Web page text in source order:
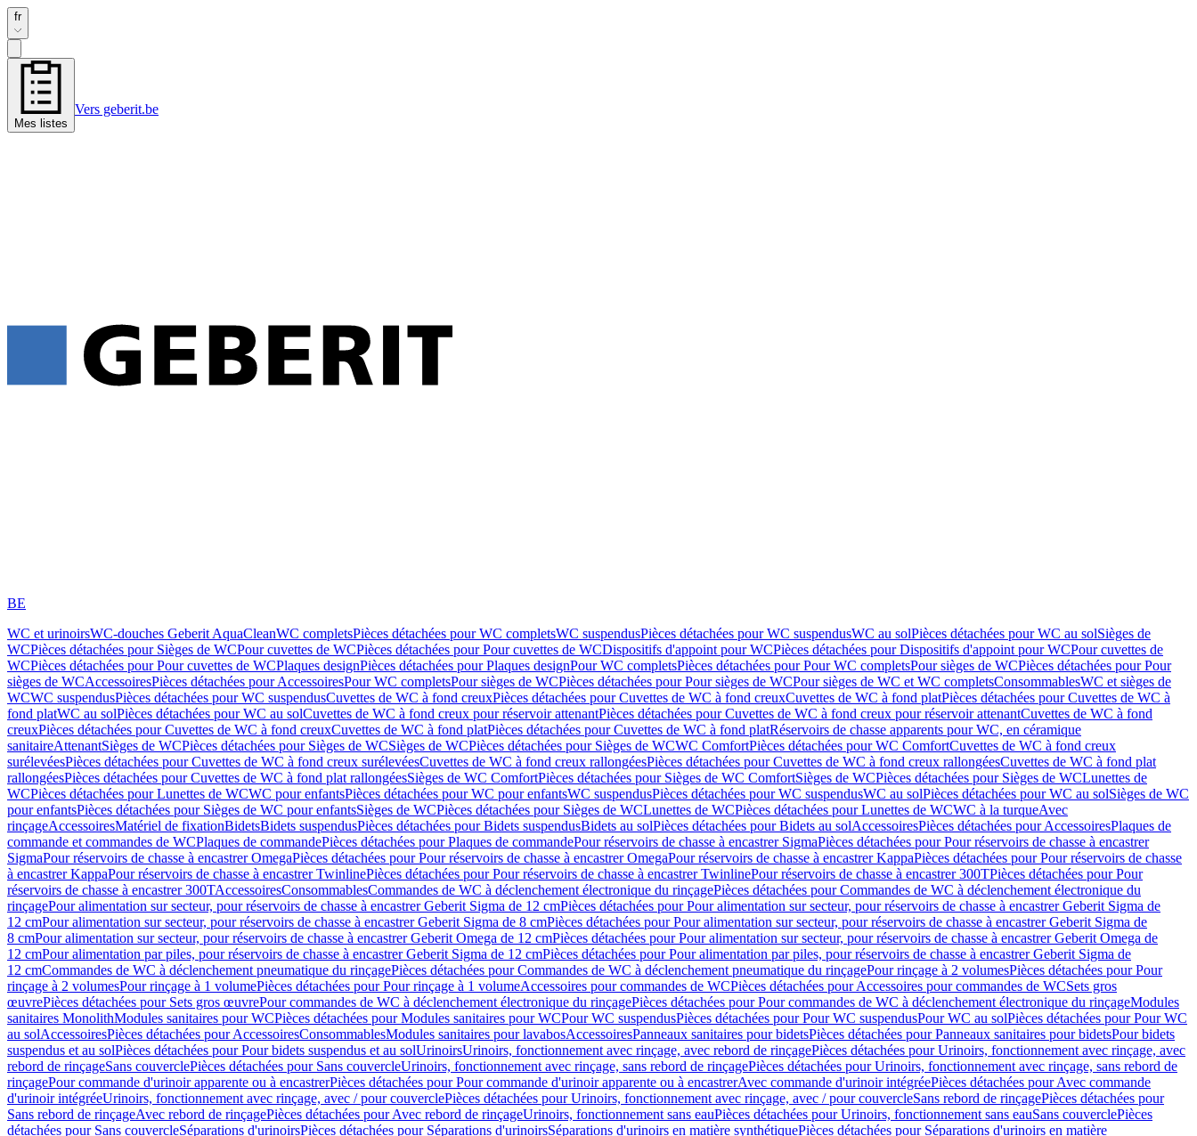
fr
Mes listes
Vers geberit.be
BE
WC et urinoirsWC-douches Geberit AquaCleanWC completsPièces détachées pour WC completsWC suspendusPièces détachées pour WC suspendusWC au solPièces détachées pour WC au solSièges de
WCPièces détachées pour Sièges de WCPour cuvettes de WCPièces détachées pour Pour cuvettes de WCDispositifs d'appoint pour WCPièces détachées pour Dispositifs d'appoint pour WCPour cuvettes de
WCPièces détachées pour Pour cuvettes de WCPlaques designPièces détachées pour Plaques designPour WC completsPièces détachées pour Pour WC completsPour sièges de WCPièces détachées pour Pour
sièges de WCAccessoiresPièces détachées pour AccessoiresPour WC completsPour sièges de WCPièces détachées pour Pour sièges de WCPour sièges de WC et WC completsConsommablesWC et sièges de
WCWC suspendusPièces détachées pour WC suspendusCuvettes de WC à fond creuxPièces détachées pour Cuvettes de WC à fond creuxCuvettes de WC à fond platPièces détachées pour Cuvettes de WC à
fond platWC au solPièces détachées pour WC au solCuvettes de WC à fond creux pour réservoir attenantPièces détachées pour Cuvettes de WC à fond creux pour réservoir attenantCuvettes de WC à fond
creuxPièces détachées pour Cuvettes de WC à fond creuxCuvettes de WC à fond platPièces détachées pour Cuvettes de WC à fond platRéservoirs de chasse apparents pour WC, en céramique
sanitaireAttenantSièges de WCPièces détachées pour Sièges de WCSièges de WCPièces détachées pour Sièges de WCWC ComfortPièces détachées pour WC ComfortCuvettes de WC à fond creux
surélevéesPièces détachées pour Cuvettes de WC à fond creux surélevéesCuvettes de WC à fond creux rallongéesPièces détachées pour Cuvettes de WC à fond creux rallongéesCuvettes de WC à fond plat
rallongéesPièces détachées pour Cuvettes de WC à fond plat rallongéesSièges de WC ComfortPièces détachées pour Sièges de WC ComfortSièges de WCPièces détachées pour Sièges de WCLunettes de
WCPièces détachées pour Lunettes de WCWC pour enfantsPièces détachées pour WC pour enfantsWC suspendusPièces détachées pour WC suspendusWC au solPièces détachées pour WC au solSièges de WC
pour enfantsPièces détachées pour Sièges de WC pour enfantsSièges de WCPièces détachées pour Sièges de WCLunettes de WCPièces détachées pour Lunettes de WCWC à la turqueAvec
rinçageAccessoiresMatériel de fixationBidetsBidets suspendusPièces détachées pour Bidets suspendusBidets au solPièces détachées pour Bidets au solAccessoiresPièces détachées pour AccessoiresPlaques de
commande et commandes de WCPlaques de commandePièces détachées pour Plaques de commandePour réservoirs de chasse à encastrer SigmaPièces détachées pour Pour réservoirs de chasse à encastrer
SigmaPour réservoirs de chasse à encastrer OmegaPièces détachées pour Pour réservoirs de chasse à encastrer OmegaPour réservoirs de chasse à encastrer KappaPièces détachées pour Pour réservoirs de chasse
à encastrer KappaPour réservoirs de chasse à encastrer TwinlinePièces détachées pour Pour réservoirs de chasse à encastrer TwinlinePour réservoirs de chasse à encastrer 300TPièces détachées pour Pour
réservoirs de chasse à encastrer 300TAccessoiresConsommablesCommandes de WC à déclenchement électronique du rinçagePièces détachées pour Commandes de WC à déclenchement électronique du
rinçagePour alimentation sur secteur, pour réservoirs de chasse à encastrer Geberit Sigma de 12 cmPièces détachées pour Pour alimentation sur secteur, pour réservoirs de chasse à encastrer Geberit Sigma de
12 cmPour alimentation sur secteur, pour réservoirs de chasse à encastrer Geberit Sigma de 8 cmPièces détachées pour Pour alimentation sur secteur, pour réservoirs de chasse à encastrer Geberit Sigma de
8 cmPour alimentation sur secteur, pour réservoirs de chasse à encastrer Geberit Omega de 12 cmPièces détachées pour Pour alimentation sur secteur, pour réservoirs de chasse à encastrer Geberit Omega de
12 cmPour alimentation par piles, pour réservoirs de chasse à encastrer Geberit Sigma de 12 cmPièces détachées pour Pour alimentation par piles, pour réservoirs de chasse à encastrer Geberit Sigma de
12 cmCommandes de WC à déclenchement pneumatique du rinçagePièces détachées pour Commandes de WC à déclenchement pneumatique du rinçagePour rinçage à 2 volumesPièces détachées pour Pour
rinçage à 2 volumesPour rinçage à 1 volumePièces détachées pour Pour rinçage à 1 volumeAccessoires pour commandes de WCPièces détachées pour Accessoires pour commandes de WCSets gros
œuvrePièces détachées pour Sets gros œuvrePour commandes de WC à déclenchement électronique du rinçagePièces détachées pour Pour commandes de WC à déclenchement électronique du rinçageModules
sanitaires MonolithModules sanitaires pour WCPièces détachées pour Modules sanitaires pour WCPour WC suspendusPièces détachées pour Pour WC suspendusPour WC au solPièces détachées pour Pour WC
au solAccessoiresPièces détachées pour AccessoiresConsommablesModules sanitaires pour lavabosAccessoiresPanneaux sanitaires pour bidetsPièces détachées pour Panneaux sanitaires pour bidetsPour bidets
suspendus et au solPièces détachées pour Pour bidets suspendus et au solUrinoirsUrinoirs, fonctionnement avec rinçage, avec rebord de rinçagePièces détachées pour Urinoirs, fonctionnement avec rinçage, avec
rebord de rinçageSans couverclePièces détachées pour Sans couvercleUrinoirs, fonctionnement avec rinçage, sans rebord de rinçagePièces détachées pour Urinoirs, fonctionnement avec rinçage, sans rebord de
rinçagePour commande d'urinoir apparente ou à encastrerPièces détachées pour Pour commande d'urinoir apparente ou à encastrerAvec commande d'urinoir intégréePièces détachées pour Avec commande
d'urinoir intégréeUrinoirs, fonctionnement avec rinçage, avec / pour couverclePièces détachées pour Urinoirs, fonctionnement avec rinçage, avec / pour couvercleSans rebord de rinçagePièces détachées pour
Sans rebord de rinçageAvec rebord de rinçagePièces détachées pour Avec rebord de rinçageUrinoirs, fonctionnement sans eauPièces détachées pour Urinoirs, fonctionnement sans eauSans couverclePièces
détachées pour Sans couvercleSéparations d'urinoirsPièces détachées pour Séparations d'urinoirsSéparations d'urinoirs en matière synthétiquePièces détachées pour Séparations d'urinoirs en matière